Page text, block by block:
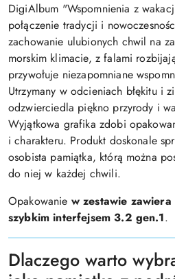
DigiAlbum "Wspomnienia z
połączenie tradycji i
zachowanie ulubionych chwil na
morskim klimacie, z falami
przywołuje niezapomniane
Utrzymany w odcieniach błękitu i
odzwierciedla piękno przyrody i
Wyjątkowa grafika zdobi
i charakteru. Produkt doskonale
osobista pamiątka, którą można
do niej w każdej chwili.
Opakowanie w zestawie
szybkim interfejsem 3.2 gen.1.
Dlaczego warto